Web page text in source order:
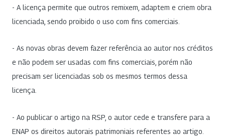
- A licença permite que outros remixem, adaptem e criem obra
licenciada, sendo proibido o uso com fins comerciais.
- As novas obras devem fazer referência ao autor nos créditos
e não podem ser usadas com fins comerciais, porém não
precisam ser licenciadas sob os mesmos termos dessa
licença.
- Ao publicar o artigo na RSP, o autor cede e transfere para a
ENAP os direitos autorais patrimoniais referentes ao artigo.